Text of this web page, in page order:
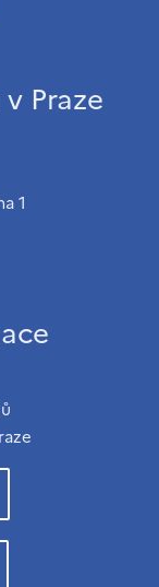
Praze
1